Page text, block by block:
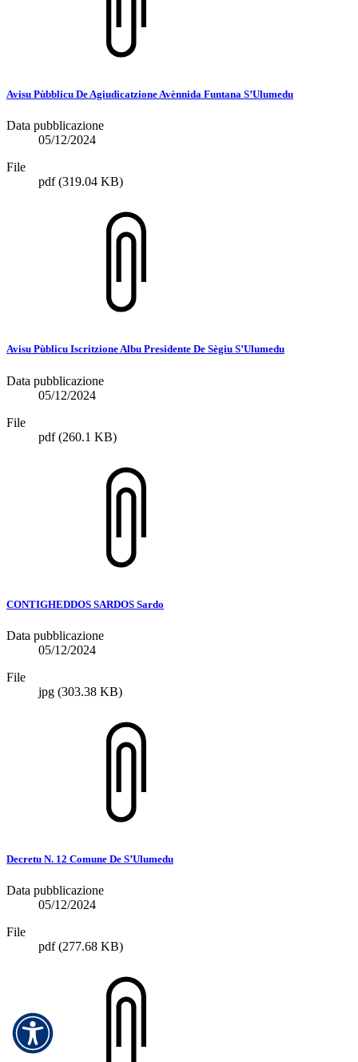
Avisu Pùbblicu De Agiudicatzione Avènnida Funtana S’Ulumedu
Data pubblicazione
05/12/2024
File
pdf(319.04 KB)
Avisu Pùblicu Iscritzione Albu Presidente De Sègiu S’Ulumedu
Data pubblicazione
05/12/2024
File
pdf(260.1 KB)
CONTIGHEDDOS SARDOS Sardo
Data pubblicazione
05/12/2024
File
jpg (303.38 KB)
Decretu N. 12 Comune De S’Ulumedu
Data pubblicazione
05/12/2024
File
pdf(277.68 KB)